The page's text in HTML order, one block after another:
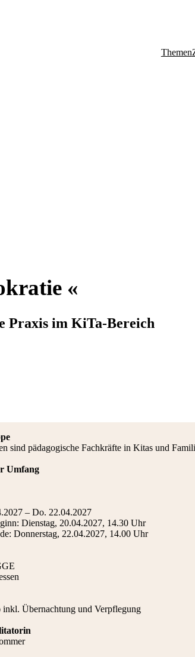
Themen
«
Praxis im KiTa-Bereich
sind pädagogische Fachkräfte in Kitas und
Umfang
– Do. 22.04.2027
Dienstag, 20.04.2027, 14.30 Uhr
Donnerstag, 22.04.2027, 14.00 Uhr
inkl. Übernachtung und Verpflegung